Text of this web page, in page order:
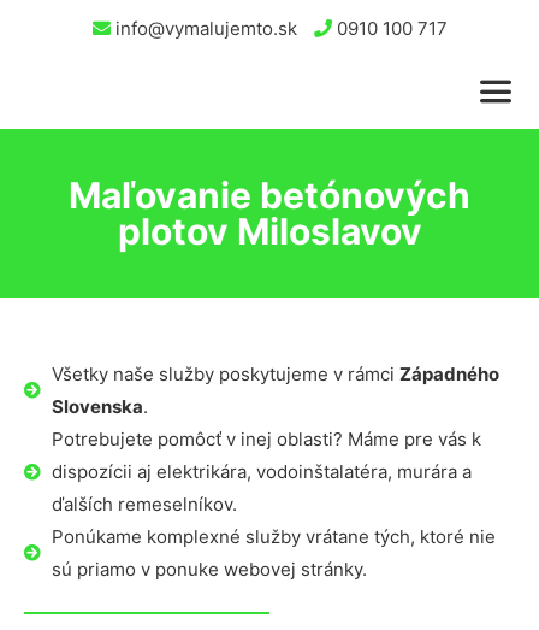
info@vymalujemto.sk 0910 100 717
Maľovanie betónových
plotov Miloslavov
Všetky naše služby poskytujeme v rámci Západného
Slovenska.
Potrebujete pomôcť v inej oblasti? Máme pre vás k
dispozícii aj elektrikára, vodoinštalatéra, murára a
ďalších remeselníkov.
Ponúkame komplexné služby vrátane tých, ktoré nie
sú priamo v ponuke webovej stránky.